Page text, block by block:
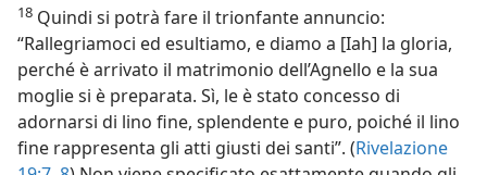
18 Quindi si potrà fare il trionfante annuncio:
“Rallegriamoci ed esultiamo, e diamo a [Iah] la gloria,
perché è arrivato il matrimonio dell’Agnello e la sua
moglie si è preparata. Sì, le è stato concesso di
adornarsi di lino fine, splendente e puro, poiché il lino
fine rappresenta gli atti giusti dei santi”. (Rivelazione